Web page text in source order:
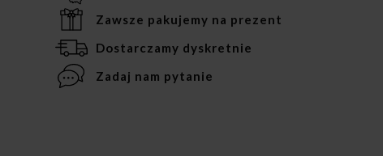
Zawsze pakujemy na prezent
Dostarczamy dyskretnie
Zadaj nam pytanie